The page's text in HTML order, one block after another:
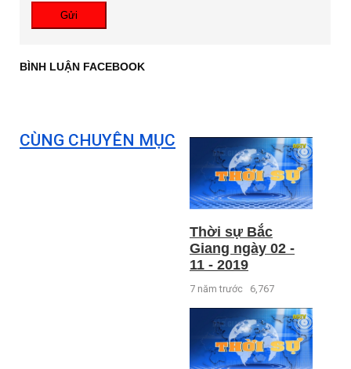
Gửi
BÌNH LUẬN FACEBOOK
CÙNG CHUYÊN MỤC
Thời sự Bắc
Giang ngày 02 -
11 - 2019
7 năm trước 6,767